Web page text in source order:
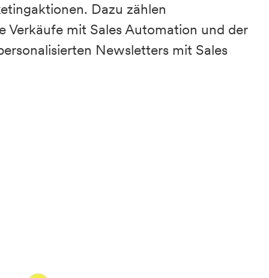
Dazu zählen
Verkäufe mit Sales Automation und der
Newsletters mit Sales